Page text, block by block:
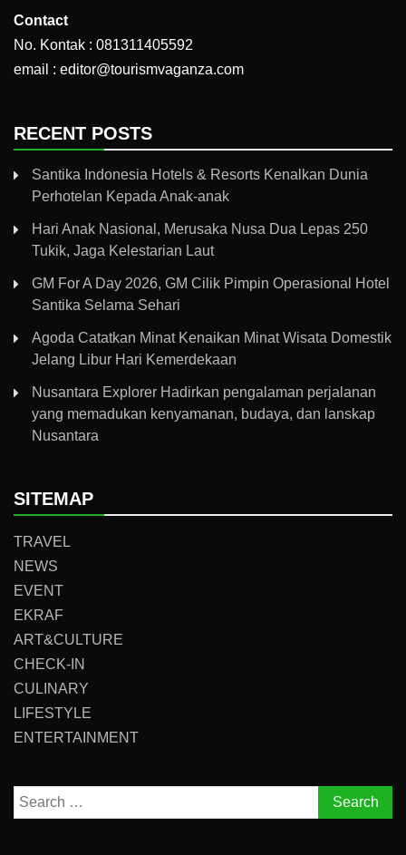
Contact
No. Kontak : 081311405592
email : editor@tourismvaganza.com
RECENT POSTS
Santika Indonesia Hotels & Resorts Kenalkan Dunia
Perhotelan Kepada Anak-anak
Hari Anak Nasional, Merusaka Nusa Dua Lepas 250
Tukik, Jaga Kelestarian Laut
GM For A Day 2026, GM Cilik Pimpin Operasional Hotel
Santika Selama Sehari
Agoda Catatkan Minat Kenaikan Minat Wisata Domestik
Jelang Libur Hari Kemerdekaan
Nusantara Explorer Hadirkan pengalaman perjalanan
yang memadukan kenyamanan, budaya, dan lanskap
Nusantara
SITEMAP
TRAVEL
NEWS
EVENT
EKRAF
ART&CULTURE
CHECK-IN
CULINARY
LIFESTYLE
ENTERTAINMENT
Search
for: